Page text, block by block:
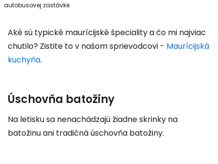
autobusovej zastávke
Aké sú typické maurícijské špeciality a čo mi najviac
chutilo? Zistite to v našom sprievodcovi - Maurícijská
kuchyňa.
Úschovňa batožiny
Na letisku sa nenachádzajú žiadne skrinky na
batožinu ani tradičná úschovňa batožiny.